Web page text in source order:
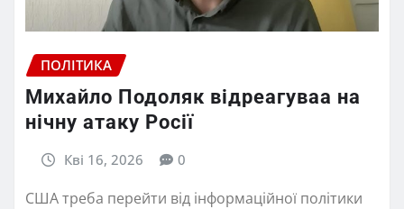
ПОЛІТИКА
Михайло Подоляк відреагуваа на
нічну атаку Росії
Кві 16, 2026 0
США треба перейти від інформаційної політики